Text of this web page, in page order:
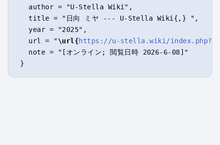
   author = "U-Stella Wiki",
   title = "日向 ミヤ --- U-Stella Wiki{,} ",
   year = "2025",
   url = "
\url{https://u-stella.wiki/
   note = "[オンライン; 閲覧日時 2026-6-08]"